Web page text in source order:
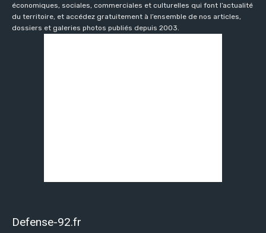
économiques, sociales, commerciales et culturelles qui font l’actualité
du territoire, et accédez gratuitement à l’ensemble de nos articles,
dossiers et galeries photos publiés depuis 2003.
Defense-92.fr